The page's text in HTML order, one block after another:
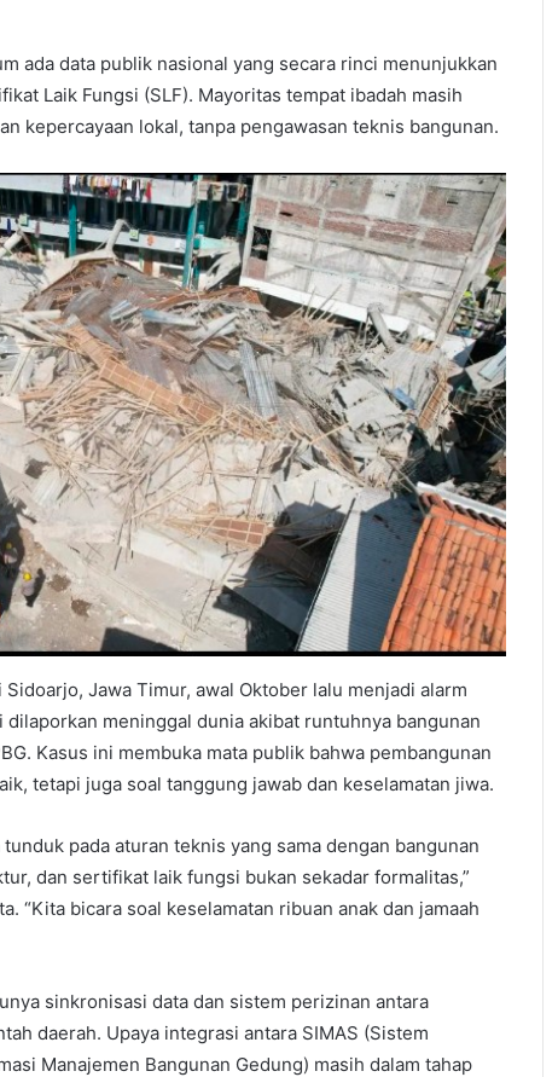
ada data publik nasional yang secara rinci menunjukkan
Laik Fungsi (SLF). Mayoritas tempat ibadah masih
kepercayaan lokal, tanpa pengawasan teknis bangunan.
Jawa Timur, awal Oktober lalu menjadi alarm
meninggal dunia akibat runtuhnya bangunan
Kasus ini membuka mata publik bahwa pembangunan
tetapi juga soal tanggung jawab dan keselamatan jiwa.
pada aturan teknis yang sama dengan bangunan
dan sertifikat laik fungsi bukan sekadar formalitas,”
“Kita bicara soal keselamatan ribuan anak dan jamaah
sinkronisasi data dan sistem perizinan antara
daerah. Upaya integrasi antara SIMAS (Sistem
Manajemen Bangunan Gedung) masih dalam tahap